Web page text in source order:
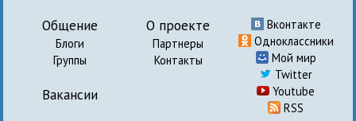
Общение
Блоги
Группы
Вакансии
О проекте
Партнеры
Контакты
Вконтакте
Одноклассники
Мой мир
Twitter
Youtube
RSS